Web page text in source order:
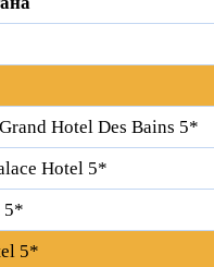
Hotel Des Bains 5*
Hotel 5*
5*
5*